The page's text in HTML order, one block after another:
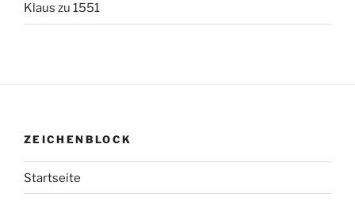
Klaus zu 1551
ZEICHENBLOCK
Startseite